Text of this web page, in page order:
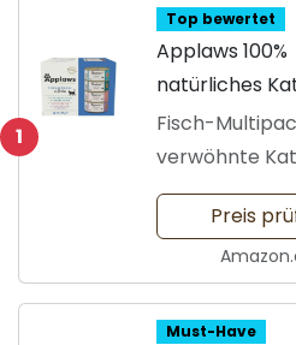
1
Top bewertet
Applaws 100%
natürliches
Nassfutter
Fisch-
verwöhnte
Preis
Must-Have